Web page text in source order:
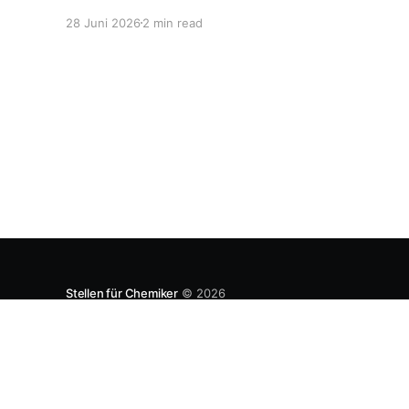
entwickeln. Diese Strategie ist von Toyota
28 Juni 2026 2 min read
Stellen für Chemiker © 2026